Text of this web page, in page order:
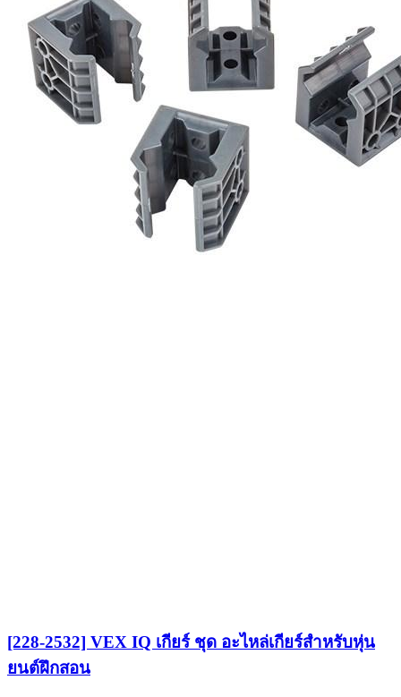
[228-2532] VEX IQ เกียร์ ชุด อะไหล่เกียร์สำหรับหุ่น
ยนต์ฝึกสอน